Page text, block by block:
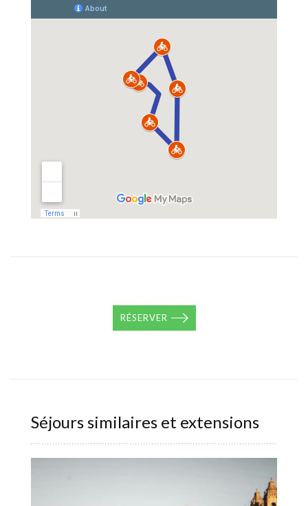
RÉSERVER
Séjours similaires et extensions